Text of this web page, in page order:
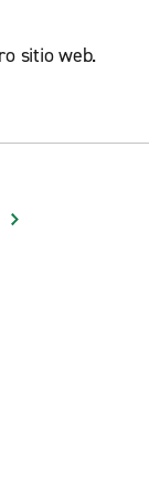
sitio web.